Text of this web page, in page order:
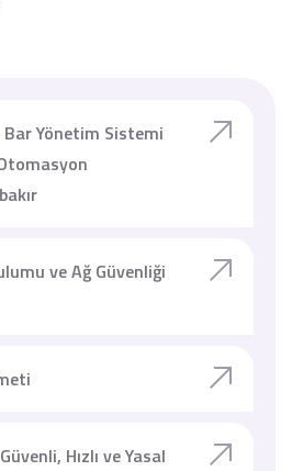
Yönetim Sistemi
ve Ağ Güvenliği
Hızlı ve Yasal